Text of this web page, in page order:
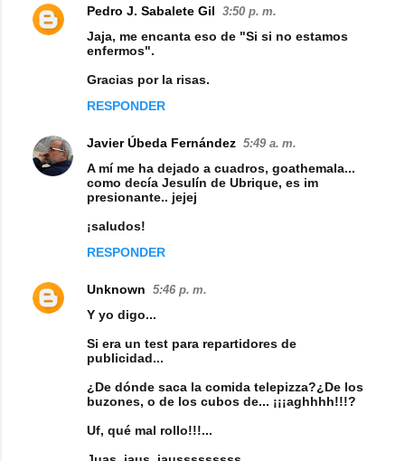
Pedro J. Sabalete Gil 3:50 p. m.
Jaja, me encanta eso de "Si si no estamos
enfermos".
Gracias por la risas.
RESPONDER
Javier Úbeda Fernández 5:49 a. m.
A mí me ha dejado a cuadros, goathemala...
como decía Jesulín de Ubrique, es im
presionante.. jejej
¡saludos!
RESPONDER
Unknown 5:46 p. m.
Y yo digo...
Si era un test para repartidores de
publicidad...
¿De dónde saca la comida telepizza?¿De los
buzones, o de los cubos de... ¡¡¡aghhhh!!!?
Uf, qué mal rollo!!!...